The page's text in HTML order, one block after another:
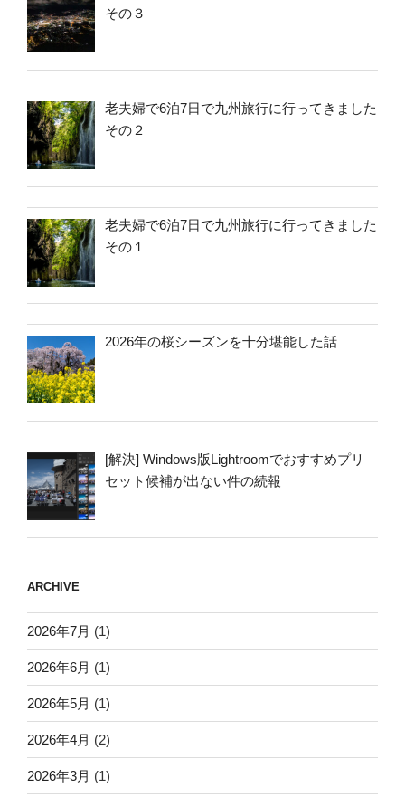
その３
老夫婦で6泊7日で九州旅行に行ってきました
その２
老夫婦で6泊7日で九州旅行に行ってきました
その１
2026年の桜シーズンを十分堪能した話
[解決] Windows版Lightroomでおすすめプリ
セット候補が出ない件の続報
ARCHIVE
2026年7月 (1)
2026年6月 (1)
2026年5月 (1)
2026年4月 (2)
2026年3月 (1)